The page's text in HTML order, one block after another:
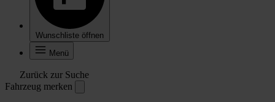
Wunschliste öffnen
Menü
Zurück zur Suche
Fahrzeug merken